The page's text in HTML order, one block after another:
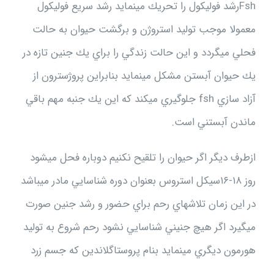
Fshرشد فوليكول را تحريك مينمايد رشد سريع فوليكول
معمولا موجب توليد استروژن و برگشت حيوان به حالت
فحلي ميگردد و اين حالت زندگي را براي يك جنين تازه در
يك حيوان آبستن مشكل مينمايد بنابراين پروژسترون از
آزاد سازي fsh جلوگيري ميكند كه اين يك جنبه مهم باقي
ماندن آبستني است.
ازطرف ديگر اگر حيوان را تلقيح نكنيم دوباره فحل ميشود
روز ۱۸-۱۶سيكل استروس بعنوان دوره شناسايي مادر ميباشد
در اين زمان تلاشهاي رحم براي حضور و رشد جنين صورت
ميگيرد اگر هيچ جنيني شناسايي نشود رحم شروع به توليد
هورمون ديگري مينمايد بنام پروستاگلاندين كه جسم زرد